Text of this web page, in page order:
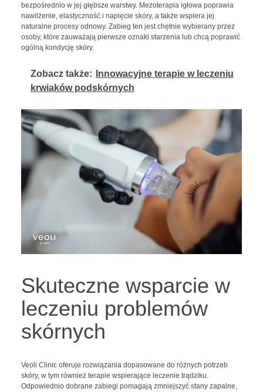
bezpośrednio w jej głębsze warstwy. Mezoterapia igłowa poprawia
nawilżenie, elastyczność i napięcie skóry, a także wspiera jej
naturalne procesy odnowy. Zabieg ten jest chętnie wybierany przez
osoby, które zauważają pierwsze oznaki starzenia lub chcą poprawić
ogólną kondycję skóry.
Zobacz także:
Innowacyjne terapie w leczeniu
krwiaków podskórnych
Skuteczne wsparcie w
leczeniu problemów
skórnych
Veoli Clinic oferuje rozwiązania dopasowane do różnych potrzeb
skóry, w tym również terapie wspierające leczenie trądziku.
Odpowiednio dobrane zabiegi pomagają zmniejszyć stany zapalne,